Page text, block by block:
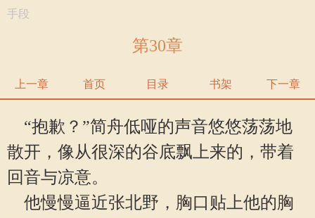
手段
第30章
上一章 首页 目录 书架 下一章
“抱歉？”简舟低哑的声音悠悠荡荡地
散开，像从很深的谷底飘上来的，带着
回音与凉意。
他慢慢逼近张北野，胸口贴上他的胸